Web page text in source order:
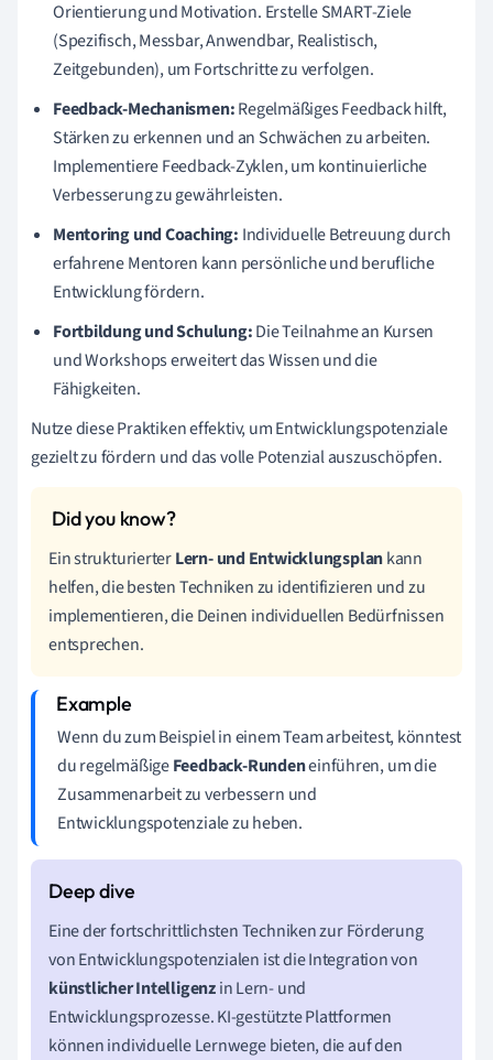
Orientierung und Motivation. Erstelle SMART-Ziele
(Spezifisch, Messbar, Anwendbar, Realistisch,
Zeitgebunden), um Fortschritte zu verfolgen.
Feedback-Mechanismen:Regelmäßiges Feedback hilft,
Stärken zu erkennen und an Schwächen zu arbeiten.
Implementiere Feedback-Zyklen, um kontinuierliche
Verbesserung zu gewährleisten.
Mentoring und Coaching: Individuelle Betreuung durch
erfahrene Mentoren kann persönliche und berufliche
Entwicklung fördern.
Fortbildung und Schulung:Die Teilnahme an Kursen
und Workshops erweitert das Wissen und die
Fähigkeiten.
Nutze diese Praktiken effektiv, um Entwicklungspotenziale
gezielt zu fördern und das volle Potenzial auszuschöpfen.
Ein strukturierterLern- und Entwicklungsplankann
helfen, die besten Techniken zu identifizieren und zu
implementieren, die Deinen individuellen Bedürfnissen
entsprechen.
Wenn du zum Beispiel in einem Team arbeitest, könntest
du regelmäßigeFeedback-Rundeneinführen, um die
Zusammenarbeit zu verbessern und
Entwicklungspotenziale zu heben.
Eine der fortschrittlichsten Techniken zur Förderung
von Entwicklungspotenzialen ist die Integration von
künstlicher Intelligenzin Lern- und
Entwicklungsprozesse. KI-gestützte Plattformen
können individuelle Lernwege bieten, die auf den